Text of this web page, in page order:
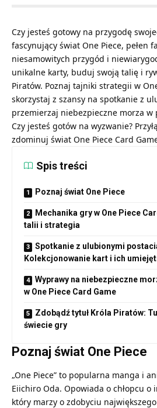
Czy jesteś gotowy na przygodę
fascynujący świat One Piece, pełen
niesamowitych przygód i
unikalne karty, buduj swoją talię i
Piratów. Poznaj tajniki strategii w
skorzystaj z szansy na spotkanie z
przemierzaj niebezpieczne morza w
Czy jesteś gotów na wyzwanie?
zdominuj świat One Piece Card
Spis treści
Poznaj świat One Piece
Mechanika gry w One Piece
talii i strategia
Spotkanie z ulubionymi
Kolekcjonowanie kart i ich
Wyprawy na niebezpieczne
w One Piece Card Game
Zdobądź tytuł Króla Piratów:
świecie gry
Poznaj świat One Piece
„One Piece” to popularna manga i
Eiichiro Oda. Opowiada o chłopcu o
który marzy o zdobyciu